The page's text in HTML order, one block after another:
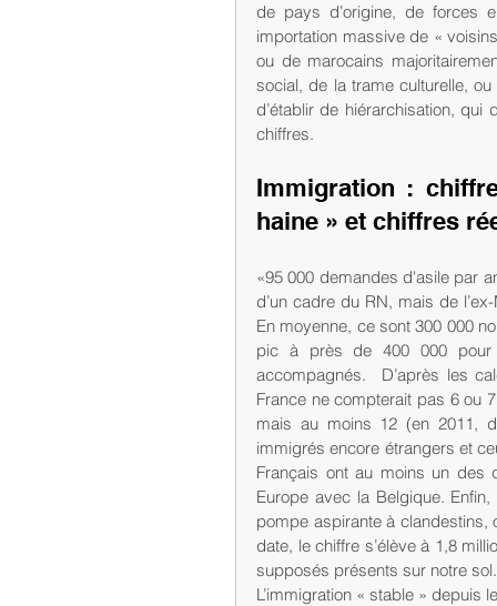
de pays d’origine, de forces
importation massive de «
ou de marocains
social, de la trame culturelle,
d’établir de hiérarchisation, qui
chiffres.
Immigration :
haine » et chiffres
«95 000 demandes d'asile par
d’un cadre du RN, mais de
En moyenne, ce sont 300 000
pic à près de 400 000 pour
accompagnés.  D’après les
France ne compterait pas 6 ou
mais au moins 12 (en 2011,
immigrés encore étrangers et
Français ont au moins un des
Europe avec la Belgique.
pompe aspirante à clandestins,
date, le chiffre s’élève à 1,8
supposés présents sur notre sol.
L’immigration « stable » depuis